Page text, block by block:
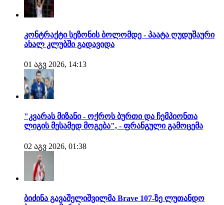
კონტრაქტი სეზონის ბოლომდე - პაატა ღუდუშაური
ახალ კლუბში გადავიდა
01 აგვ 2026, 14:13
"კვარას მიზანი - ოქროს ბურთი და ჩემპიონთა
ლიგის მესამედ მოგება", - ფრანგული გამოცემა
02 აგვ 2026, 01:38
ბიძინა გავაშელიშვილმა Brave 107-ზე ლუთანდო